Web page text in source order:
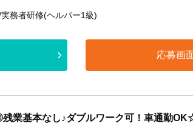
務者研修(ヘルパー1級)
応募画
業基本なし♪ダブルワーク可！車通勤